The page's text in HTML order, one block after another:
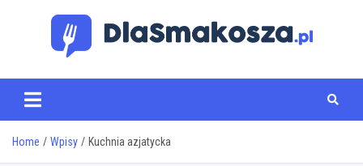
www.dlasmakosza.pl
Home Wpisy Kuchnia azjatycka